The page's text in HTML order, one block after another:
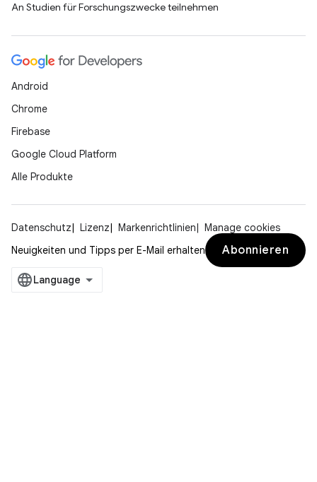
An Studien für Forschungszwecke teilnehmen
Android
Chrome
Firebase
Google Cloud Platform
Alle Produkte
Datenschutz Lizenz Markenrichtlinien
Manage cookies
Neuigkeiten und Tipps per E-Mail erhalten
Abonnieren